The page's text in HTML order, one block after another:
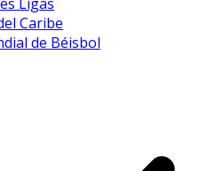
Ligas
Caribe
de Béisbol